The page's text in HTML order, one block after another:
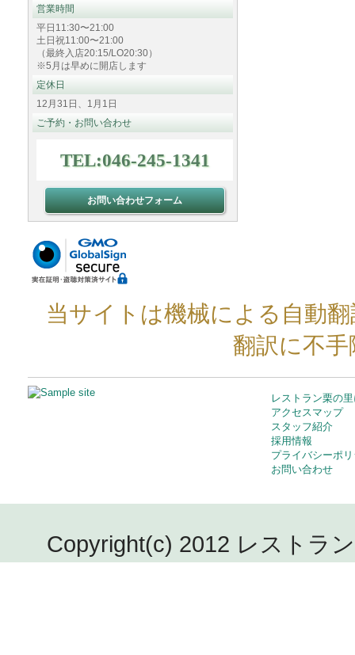
営業時間
平日11:30〜21:00
土日祝11:00〜21:00
（最終入店20:15/LO20:30）
※5月は早めに開店します
定休日
12月31日、1月1日
ご予約・お問い合わせ
TEL:046-245-1341
お問い合わせフォーム
当サイトは機械による自動
翻訳に不
レストラン栗の
アクセスマップ
スタッフ紹介
採用情報
プライバシーポ
お問い合わせ
Copyright(c) 2012 レストラ